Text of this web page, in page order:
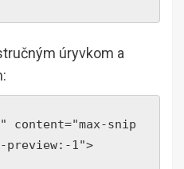
úryvkom a
content="max-snip
preview:-1">